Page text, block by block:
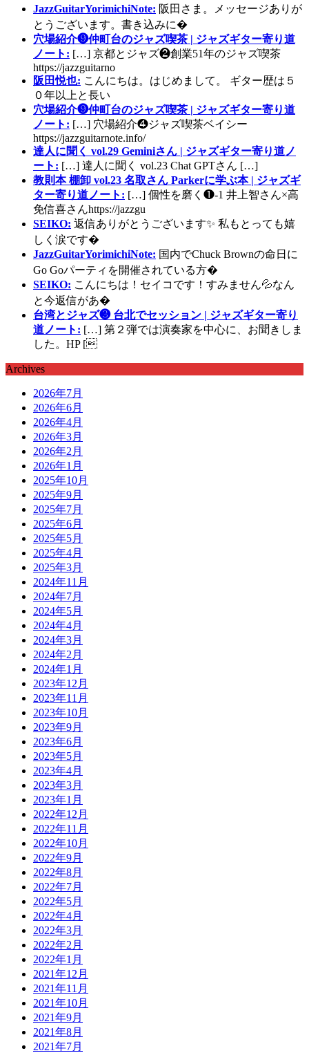
JazzGuitarYorimichiNote: 阪田さま。メッセージありが
とうございます。書き込みに�
穴場紹介❾仲町台のジャズ喫茶 | ジャズギター寄り道
ノート: […] 京都とジャズ❷創業51年のジャズ喫茶
https://jazzguitarno
阪田悦也: こんにちは。はじめまして。 ギター歴は５
０年以上と長い
穴場紹介❾仲町台のジャズ喫茶 | ジャズギター寄り道
ノート: […] 穴場紹介❹ジャズ喫茶ベイシー
https://jazzguitarnote.info/
達人に聞く vol.29 Geminiさん | ジャズギター寄り道ノ
ート: […] 達人に聞く vol.23 Chat GPTさん […]
教則本 棚卸 vol.23 名取さん Parkerに学ぶ本 | ジャズギ
ター寄り道ノート: […] 個性を磨く❶-1 井上智さん×高
免信喜さんhttps://jazzgu
SEIKO: 返信ありがとうございます✨ 私もとっても嬉
しく涙です�
JazzGuitarYorimichiNote: 国内でChuck Brownの命日に
Go Goパーティを開催されている方�
SEIKO: こんにちは！セイコです！すみません💦なん
と今返信があ�
台湾とジャズ❸ 台北でセッション | ジャズギター寄り
道ノート: […] 第２弾では演奏家を中心に、お聞きしま
した。HP [
Archives
2026年7月
2026年6月
2026年4月
2026年3月
2026年2月
2026年1月
2025年10月
2025年9月
2025年7月
2025年6月
2025年5月
2025年4月
2025年3月
2024年11月
2024年7月
2024年5月
2024年4月
2024年3月
2024年2月
2024年1月
2023年12月
2023年11月
2023年10月
2023年9月
2023年6月
2023年5月
2023年4月
2023年3月
2023年1月
2022年12月
2022年11月
2022年10月
2022年9月
2022年8月
2022年7月
2022年5月
2022年4月
2022年3月
2022年2月
2022年1月
2021年12月
2021年11月
2021年10月
2021年9月
2021年8月
2021年7月